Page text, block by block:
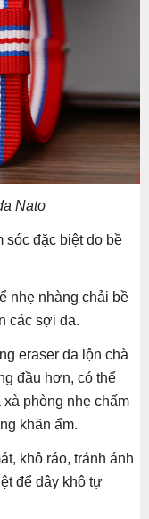
Nato
sóc đặc biệt do bề
nhẹ nhàng chải bề
các sợi da.
eraser da lộn chà
đầu hơn, có thể
phòng nhẹ chấm
khăn ẩm.
khô ráo, tránh ánh
để dây khô tự